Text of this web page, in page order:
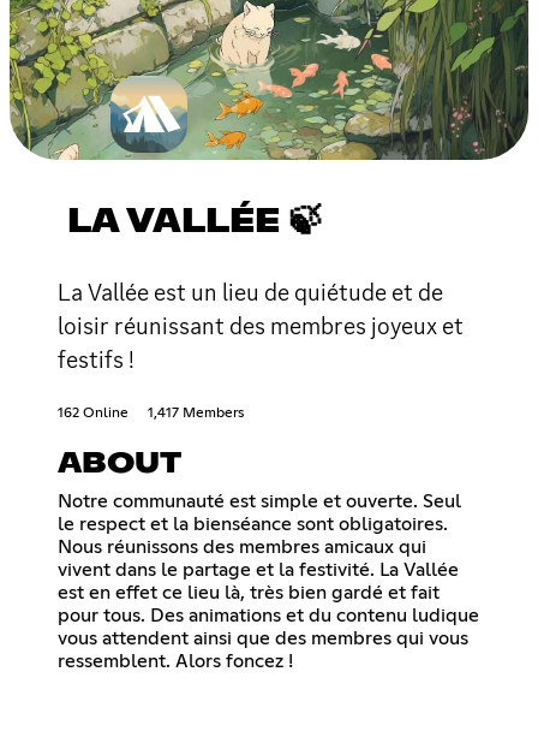
LA VALLÉE 🍃
La Vallée est un lieu de quiétude et de
loisir réunissant des membres joyeux et
festifs !
162 Online 1,417 Members
ABOUT
Notre communauté est simple et ouverte. Seul
le respect et la bienséance sont obligatoires.
Nous réunissons des membres amicaux qui
vivent dans le partage et la festivité. La Vallée
est en effet ce lieu là, très bien gardé et fait
pour tous. Des animations et du contenu ludique
vous attendent ainsi que des membres qui vous
ressemblent. Alors foncez !